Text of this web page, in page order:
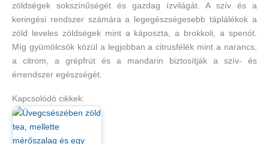
zöldségek sokszínűségét és gazdag ízvilágát. A szív és a
keringési rendszer számára a legegészségesebb táplálékok a
zöld leveles zöldségek mint a káposzta, a brokkoli, a spenót.
Míg gyümölcsök közül a legjobban a citrusfélék mint a narancs,
a citrom, a grépfrút és a mandarin biztosítják a szív- és
érrendszer egészségét.
Kapcsolódó cikkek: